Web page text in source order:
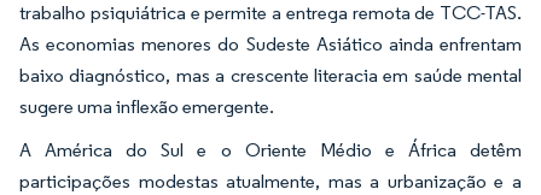
trabalho psiquiátrica e permite a entrega remota de TCC-TAS.
As economias menores do Sudeste Asiático ainda enfrentam
baixo diagnóstico, mas a crescente literacia em saúde mental
sugere uma inflexão emergente.
A América do Sul e o Oriente Médio e África detêm
participações modestas atualmente, mas a urbanização e a